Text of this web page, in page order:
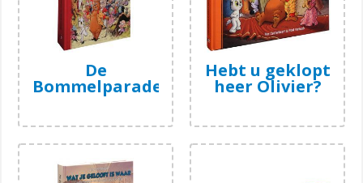
De
Bommelparade
Hebt u geklopt
heer Olivier?